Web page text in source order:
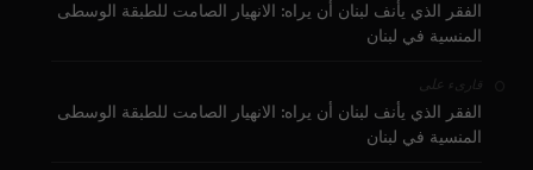
الفقر الذي يأنف لبنان أن يراه: الانهيار الصامت للطبقة الوسطى
المنسية في لبنان
قارىء على
الفقر الذي يأنف لبنان أن يراه: الانهيار الصامت للطبقة الوسطى
المنسية في لبنان